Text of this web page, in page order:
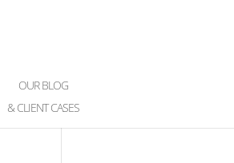
OUR BLOG
& CLIENT CASES